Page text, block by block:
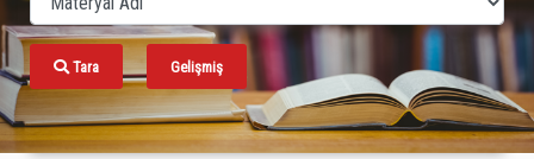
Tara Gelişmiş